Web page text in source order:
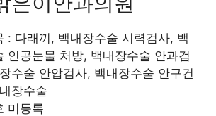
: 다래끼, 백내장수술 시력검사, 백
인공눈물 처방, 백내장수술 안과검
수술 안압검사, 백내장수술 안구건
장수술
미등록